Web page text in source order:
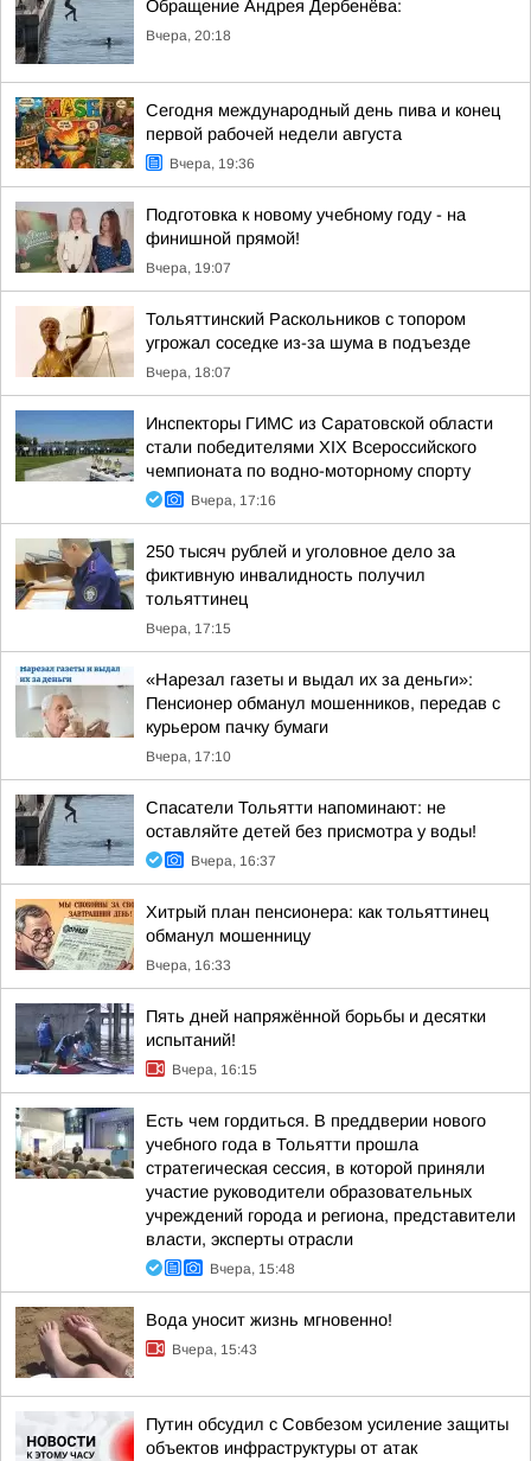
Обращение Андрея Дербенёва:
Вчера, 20:18
Сегодня международный день пива и конец
первой рабочей недели августа
Вчера, 19:36
Подготовка к новому учебному году - на
финишной прямой!
Вчера, 19:07
Тольяттинский Раскольников с топором
угрожал соседке из-за шума в подъезде
Вчера, 18:07
Инспекторы ГИМС из Саратовской области
стали победителями XIX Всероссийского
чемпионата по водно-моторному спорту
Вчера, 17:16
250 тысяч рублей и уголовное дело за
фиктивную инвалидность получил
тольяттинец
Вчера, 17:15
«Нарезал газеты и выдал их за деньги»:
Пенсионер обманул мошенников, передав с
курьером пачку бумаги
Вчера, 17:10
Спасатели Тольятти напоминают: не
оставляйте детей без присмотра у воды!
Вчера, 16:37
Хитрый план пенсионера: как тольяттинец
обманул мошенницу
Вчера, 16:33
Пять дней напряжённой борьбы и десятки
испытаний!
Вчера, 16:15
Есть чем гордиться. В преддверии нового
учебного года в Тольятти прошла
стратегическая сессия, в которой приняли
участие руководители образовательных
учреждений города и региона, представители
власти, эксперты отрасли
Вчера, 15:48
Вода уносит жизнь мгновенно!
Вчера, 15:43
Путин обсудил с Совбезом усиление защиты
объектов инфраструктуры от атак